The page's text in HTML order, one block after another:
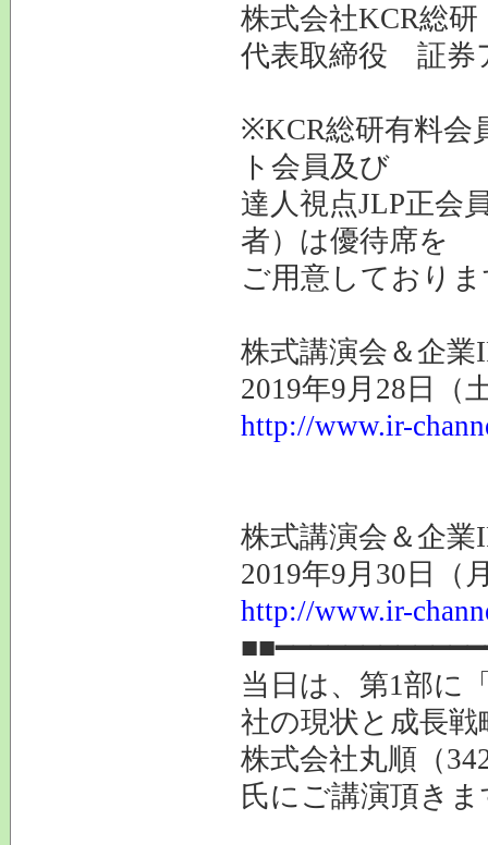
株式会社KCR総研
代表取締役 証
※KCR総研有料会
ト会員及び
達人視点JLP正会
者）は優待席を
ご用意しており
株式講演会＆企
2019年9月28日
http://www.ir-
株式講演会＆企
2019年9月30日
http://www.ir-
当日は、第1部に
社の現状と成長戦
株式会社丸順（
氏にご講演頂きま